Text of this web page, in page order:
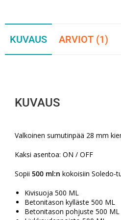
KUVAUS ARVIOT (1)
KUVAUS
Valkoinen sumutinpää 28 mm
Kaksi asentoa: ON / OFF
Sopii 500 ml:n kokoisiin Soledo-
Kivisuoja 500 ML
Betonitason kylläste 500 ML
Betonitason pohjuste 500 ML